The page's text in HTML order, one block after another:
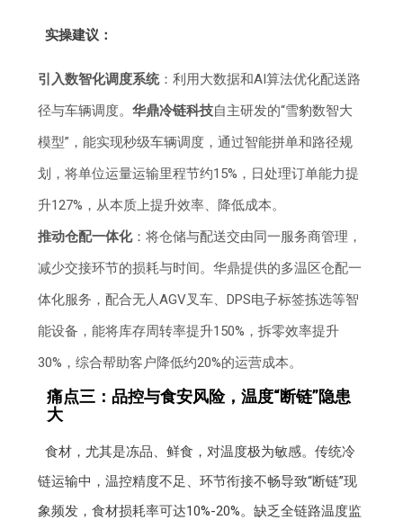
实操建议：
引入数智化调度系统：利用大数据和AI算法优化配送路
径与车辆调度。华鼎冷链科技自主研发的“雪豹数智大
模型”，能实现秒级车辆调度，通过智能拼单和路径规
划，将单位运量运输里程节约15%，日处理订单能力提
升127%，从本质上提升效率、降低成本。
推动仓配一体化：将仓储与配送交由同一服务商管理，
减少交接环节的损耗与时间。华鼎提供的多温区仓配一
体化服务，配合无人AGV叉车、DPS电子标签拣选等智
能设备，能将库存周转率提升150%，拆零效率提升
30%，综合帮助客户降低约20%的运营成本。
痛点三：品控与食安风险，温度“断链”隐患
大
食材，尤其是冻品、鲜食，对温度极为敏感。传统冷
链运输中，温控精度不足、环节衔接不畅导致“断链”现
象频发，食材损耗率可达10%-20%。缺乏全链路温度监